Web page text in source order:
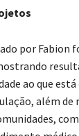
por Fabion
ao que
além de